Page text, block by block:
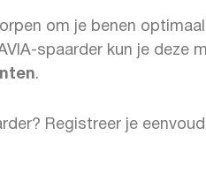
om je benen
spaarder kun je deze
.
Registreer je